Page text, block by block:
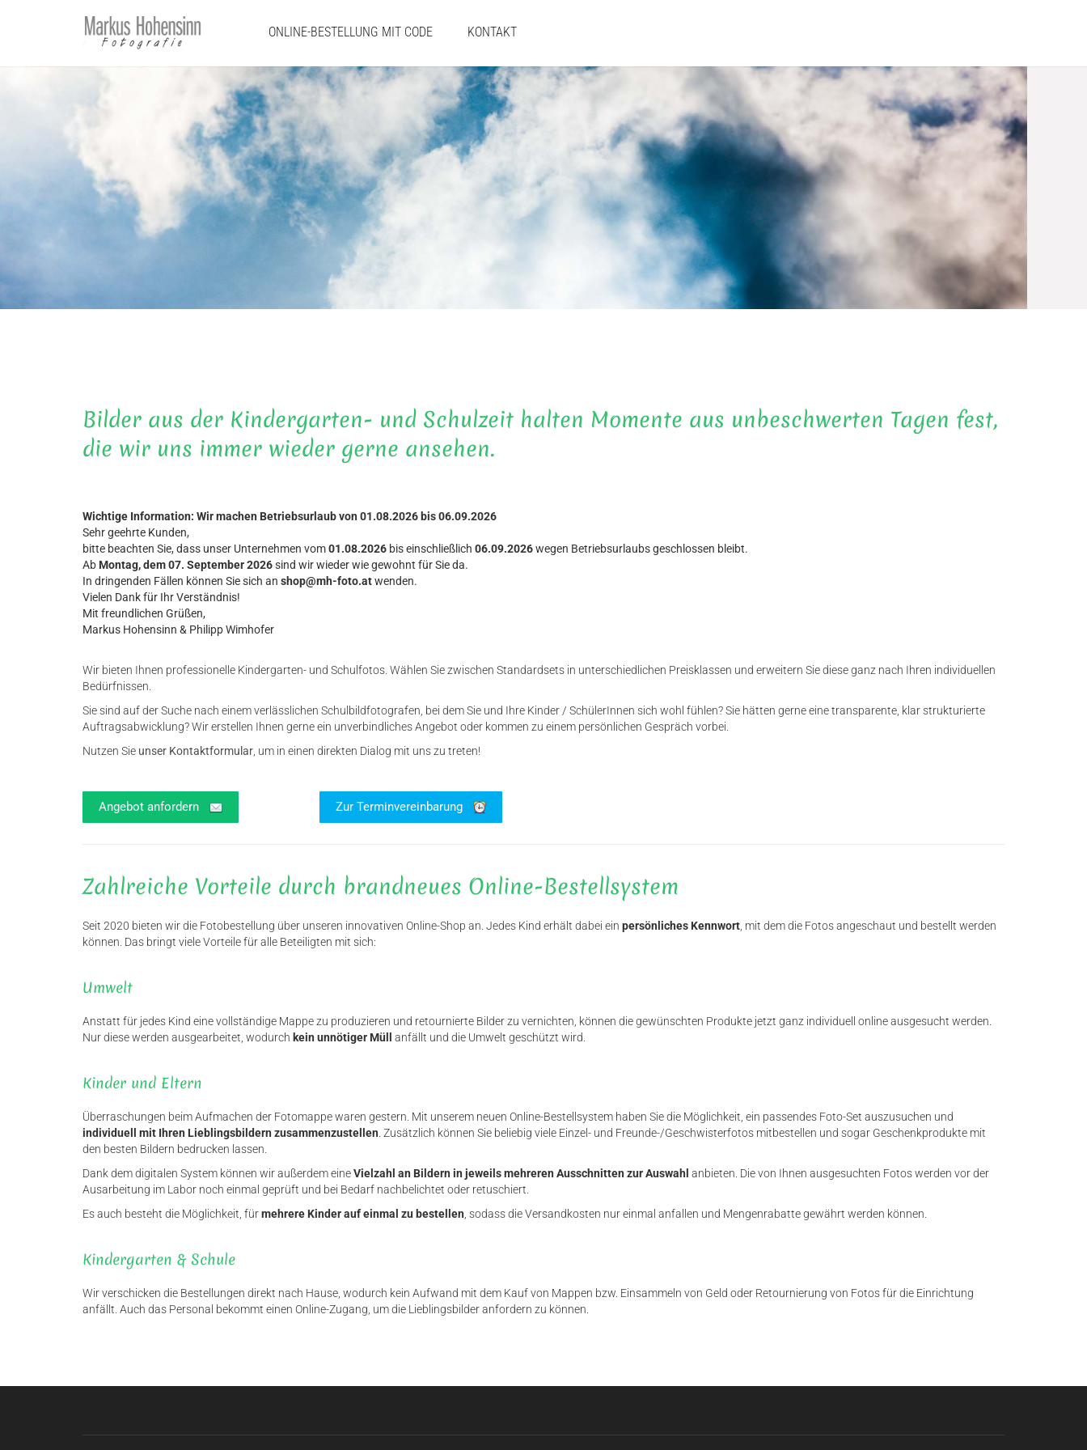
ONLINE-BESTELLUNG MIT CODE KONTAKT
Bilder aus der Kindergarten- und Schulzeit halten Momente aus unbeschwerten Tagen fest,
die wir uns immer wieder gerne ansehen.
Wichtige Information: Wir machen Betriebsurlaub von 01.08.2026 bis 06.09.2026
Sehr geehrte Kunden,
bitte beachten Sie, dass unser Unternehmen vom01.08.2026 bis einschließlich 06.09.2026wegen Betriebsurlaubs geschlossen bleibt.
Ab Montag, dem 07. September 2026sind wir wieder wie gewohnt für Sie da.
In dringenden Fällen können Sie sich an shop@mh-foto.atwenden.
Vielen Dank für Ihr Verständnis!
Mit freundlichen Grüßen,
Markus Hohensinn & Philipp Wimhofer
Wir bieten Ihnen professionelle Kindergarten- und Schulfotos. Wählen Sie zwischen Standardsets in unterschiedlichen Preisklassen und erweitern Sie diese ganz nach Ihren individuellen
Bedürfnissen.
Sie sind auf der Suche nach einem verlässlichen Schulbildfotografen, bei dem Sie und Ihre Kinder / SchülerInnen sich wohl fühlen? Sie hätten gerne eine transparente, klar strukturierte
Auftragsabwicklung? Wir erstellen Ihnen gerne ein unverbindliches Angebot oder kommen zu einem persönlichen Gespräch vorbei.
Nutzen Sie unser Kontaktformular , um in einen direkten Dialog mit uns zu treten!
Angebot anfordern Zur Terminvereinbarung
Zahlreiche Vorteile durch brandneues Online-Bestellsystem
Seit 2020 bieten wir die Fotobestellung über unseren innovativen Online-Shop an. Jedes Kind erhält dabei ein persönliches Kennwort , mit dem die Fotos angeschaut und bestellt werden
können. Das bringt viele Vorteile für alle Beteiligten mit sich:
Umwelt
Anstatt für jedes Kind eine vollständige Mappe zu produzieren und retournierte Bilder zu vernichten, können die gewünschten Produkte jetzt ganz individuell online ausgesucht werden.
Nur diese werden ausgearbeitet, wodurch kein unnötiger Müll anfällt und die Umwelt geschützt wird.
Kinder und Eltern
Überraschungen beim Aufmachen der Fotomappe waren gestern. Mit unserem neuen Online-Bestellsystem haben Sie die Möglichkeit, ein passendes Foto-Set auszusuchen und
individuell mit Ihren Lieblingsbildern zusammenzustellen . Zusätzlich können Sie beliebig viele Einzel- und Freunde-/Geschwisterfotos mitbestellen und sogar Geschenkprodukte mit
den besten Bildern bedrucken lassen.
Dank dem digitalen System können wir außerdem eineVielzahl an Bildern in jeweils mehreren Ausschnitten zur Auswahl anbieten. Die von Ihnen ausgesuchten Fotos werden vor der
Ausarbeitung im Labor noch einmal geprüft und bei Bedarf nachbelichtet oder retuschiert.
Es auch besteht die Möglichkeit, fürmehrere Kinder auf einmal zu bestellen , sodass die Versandkosten nur einmal anfallen und Mengenrabatte gewährt werden können.
Kindergarten & Schule
Wir verschicken die Bestellungen direkt nach Hause, wodurch kein Aufwand mit dem Kauf von Mappen bzw. Einsammeln von Geld oder Retournierung von Fotos für die Einrichtung
anfällt. Auch das Personal bekommt einen Online-Zugang, um die Lieblingsbilder anfordern zu können.